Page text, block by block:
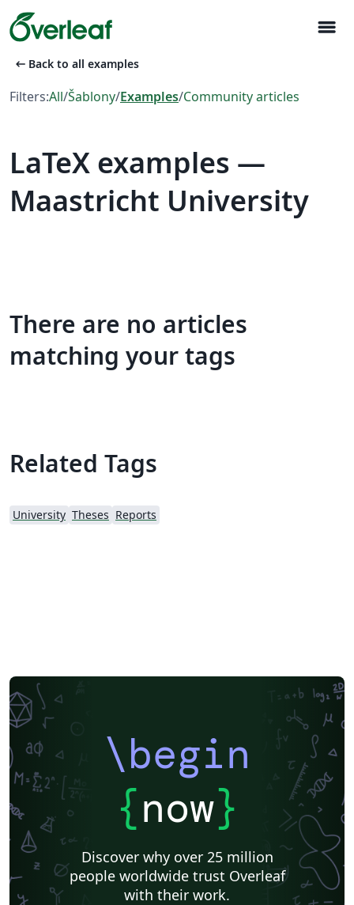
menu
arrow_left_alt Back to all examples
Filters:All/Šablony/Examples/Community articles
LaTeX examples —
Maastricht University
There are no articles
matching your tags
Related Tags
University Theses Reports
\begin
{now}
Discover why over 25 million
people worldwide trust Overleaf
with their work.